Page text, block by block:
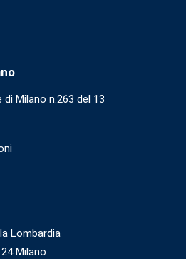
Milano n.263 del 13
Lombardia
Milano